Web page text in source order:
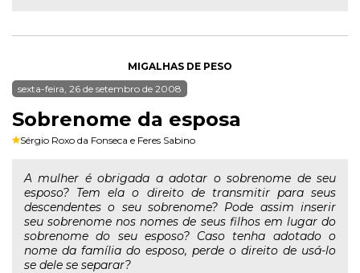
MIGALHAS DE PESO
sexta-feira, 26 de setembro de 2008
Sobrenome da esposa
Sérgio Roxo da Fonseca e Feres Sabino
A mulher é obrigada a adotar o sobrenome de seu
esposo? Tem ela o direito de transmitir para seus
descendentes o seu sobrenome? Pode assim inserir
seu sobrenome nos nomes de seus filhos em lugar do
sobrenome do seu esposo? Caso tenha adotado o
nome da família do esposo, perde o direito de usá-lo
se dele se separar?